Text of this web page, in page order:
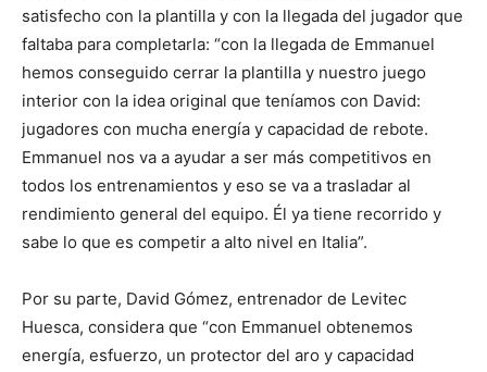
satisfecho con la plantilla y con la llegada del jugador que
faltaba para completarla: “con la llegada de Emmanuel
hemos conseguido cerrar la plantilla y nuestro juego
interior con la idea original que teníamos con David:
jugadores con mucha energía y capacidad de rebote.
Emmanuel nos va a ayudar a ser más competitivos en
todos los entrenamientos y eso se va a trasladar al
rendimiento general del equipo. Él ya tiene recorrido y
sabe lo que es competir a alto nivel en Italia”.
Por su parte, David Gómez, entrenador de Levitec
Huesca, considera que “con Emmanuel obtenemos
energía, esfuerzo, un protector del aro y capacidad